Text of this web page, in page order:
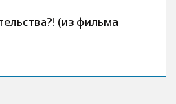
(из фильма